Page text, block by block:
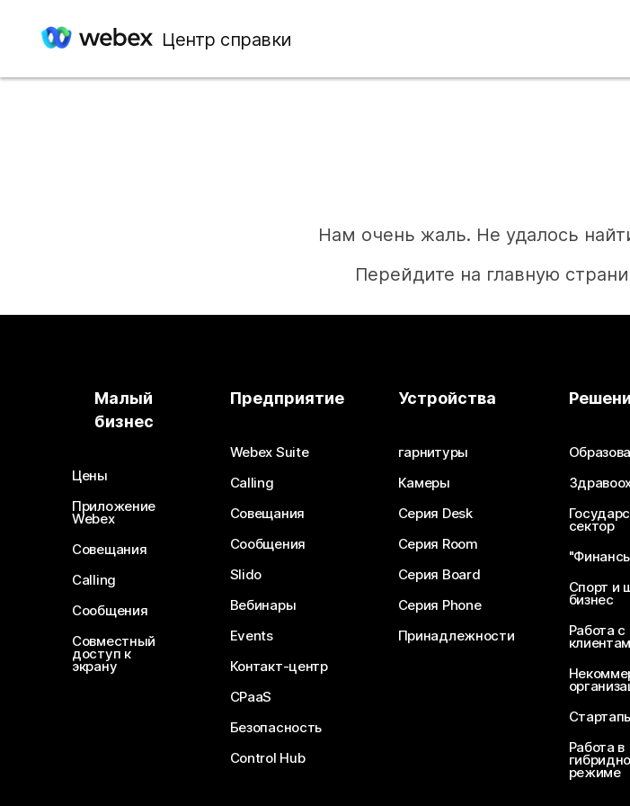
Центр справки
Нам очень жаль. Не удалось
Перейдите на главную
Необходим
Отправьте
Малый
бизнес
Цены
Приложение
Webex
Совещания
Calling
Сообщения
Совместный
доступ к
экрану
Предприятие
Webex Suite
Calling
Совещания
Сообщения
Slido
Вебинары
Events
Контакт-центр
CPaaS
Безопасность
Control Hub
Устройства
гарнитуры
Камеры
Серия Desk
Серия Room
Серия Board
Серия Phone
Принадлежности
сектор
Спорт и
бизнес
Работа с
Работа в
режиме